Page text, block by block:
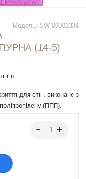
Модель: SW-00001334
(14-5)
для стін, виконане з
(ППП).
клейового шару, що